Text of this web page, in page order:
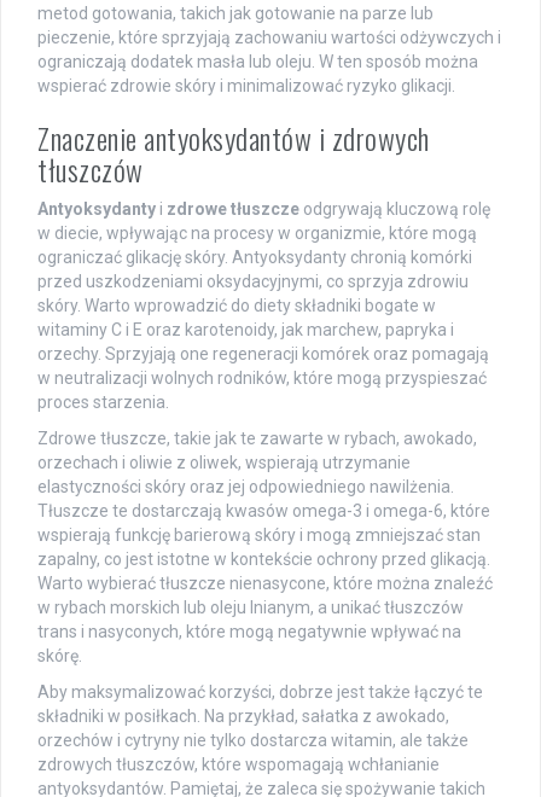
metod gotowania, takich jak gotowanie na parze lub
pieczenie, które sprzyjają zachowaniu wartości odżywczych i
ograniczają dodatek masła lub oleju. W ten sposób można
wspierać zdrowie skóry i minimalizować ryzyko glikacji.
Znaczenie antyoksydantów i zdrowych
tłuszczów
Antyoksydanty i zdrowe tłuszcze odgrywają kluczową rolę
w diecie, wpływając na procesy w organizmie, które mogą
ograniczać glikację skóry. Antyoksydanty chronią komórki
przed uszkodzeniami oksydacyjnymi, co sprzyja zdrowiu
skóry. Warto wprowadzić do diety składniki bogate w
witaminy C i E oraz karotenoidy, jak marchew, papryka i
orzechy. Sprzyjają one regeneracji komórek oraz pomagają
w neutralizacji wolnych rodników, które mogą przyspieszać
proces starzenia.
Zdrowe tłuszcze, takie jak te zawarte w rybach, awokado,
orzechach i oliwie z oliwek, wspierają utrzymanie
elastyczności skóry oraz jej odpowiedniego nawilżenia.
Tłuszcze te dostarczają kwasów omega-3 i omega-6, które
wspierają funkcję barierową skóry i mogą zmniejszać stan
zapalny, co jest istotne w kontekście ochrony przed glikacją.
Warto wybierać tłuszcze nienasycone, które można znaleźć
w rybach morskich lub oleju lnianym, a unikać tłuszczów
trans i nasyconych, które mogą negatywnie wpływać na
skórę.
Aby maksymalizować korzyści, dobrze jest także łączyć te
składniki w posiłkach. Na przykład, sałatka z awokado,
orzechów i cytryny nie tylko dostarcza witamin, ale także
zdrowych tłuszczów, które wspomagają wchłanianie
antyoksydantów. Pamiętaj, że zaleca się spożywanie takich